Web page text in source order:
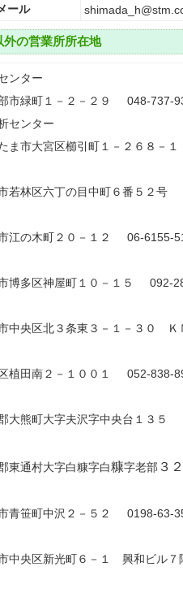
ール
外の営業所所在地
ンター
市緑町１－２－２９ 048-737-
センター
ま市大宮区櫛引町１－２６８－
若林区六丁の目中町６番５２
江の木町２０－１２ 06-6155-
博多区神屋町１０－１５ 092-
中央区北３条東３－１－３０
植田南２－１００１ 052-838-
大熊町大字夫沢字中央台１３５
東通村大字白糠字白糠字老部 ３
青笹町中沢２－５２ 0198-63-
中央区新光町６－１ 興和ビル